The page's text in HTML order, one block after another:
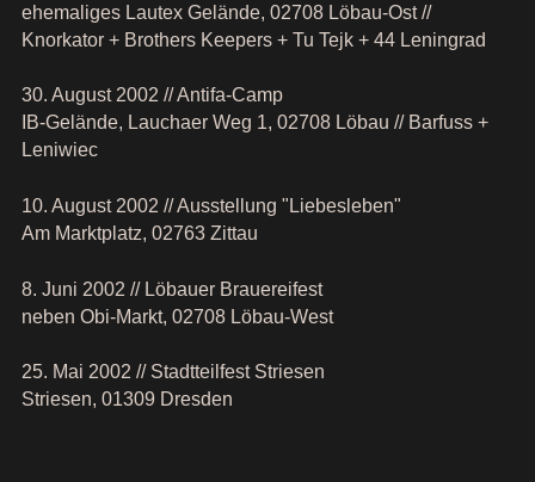
ehemaliges Lautex Gelände, 02708 Löbau-Ost //
Knorkator + Brothers Keepers + Tu Tejk + 44 Leningrad
30. August 2002 // Antifa-Camp
IB-Gelände, Lauchaer Weg 1, 02708 Löbau // Barfuss +
Leniwiec
10. August 2002 // Ausstellung "Liebesleben"
Am Marktplatz, 02763 Zittau
8. Juni 2002 // Löbauer Brauereifest
neben Obi-Markt, 02708 Löbau-West
25. Mai 2002 // Stadtteilfest Striesen
Striesen, 01309 Dresden